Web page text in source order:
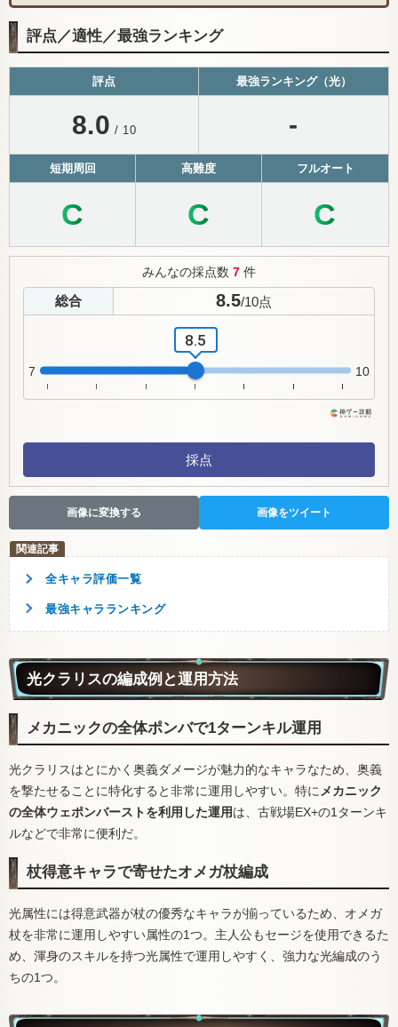
評点／適性／最強ランキング
評点 最強ランキング（光）
8.0 / 10 -
短期周回 高難度 フルオート
C C C
みんなの採点数 7 件
総合 8.5/10点
7
8.5
10
採点
画像に変換する 画像をツイート
全キャラ評価一覧
最強キャラランキング
光クラリスの編成例と運用方法
メカニックの全体ポンバで1ターンキル運用
光クラリスはとにかく奥義ダメージが魅力的なキャラなため、奥義
を撃たせることに特化すると非常に運用しやすい。特にメカニック
の全体ウェポンバーストを利用した運用は、古戦場EX+の1ターンキ
ルなどで非常に便利だ。
杖得意キャラで寄せたオメガ杖編成
光属性には得意武器が杖の優秀なキャラが揃っているため、オメガ
杖を非常に運用しやすい属性の1つ。主人公もセージを使用できるた
め、渾身のスキルを持つ光属性で運用しやすく、強力な光編成のう
ちの1つ。